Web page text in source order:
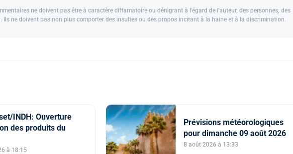
ne doivent pas être à caractère diffamatoire ou dénigrant à l'égard de l'auteur, des personnes, des
Ils ne doivent pas non plus comporter des insultes ou des propos incitant à la haine et à la discrimination.
INDH: Ouverture
des produits du
à 18:15
Prévisions météorologiques
pour dimanche 09 août 2026
8 août 2026 à 13:33